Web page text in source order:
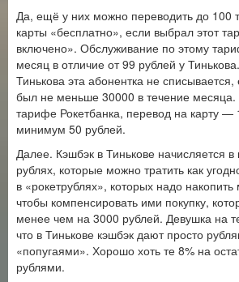
Да, ещё у них можно переводить до 100
карты «бесплатно», если выбрал этот
включено». Обслуживание по этому
месяц в отличие от 99 рублей у
Тинькова эта абонентка не
был не меньше 30000 в течение
тарифе Рокетбанка, перевод на карту —
минимум 50 рублей.
Далее. Кэшбэк в Тинькове начисляется
рублях, которые можно тратить как
в «рокетрублях», которых надо
чтобы компенсировать ими покупку,
менее чем на 3000 рублей. Девушка на
что в Тинькове кэшбэк дают просто
«попугаями». Хорошо хоть те 8% на
рублями.